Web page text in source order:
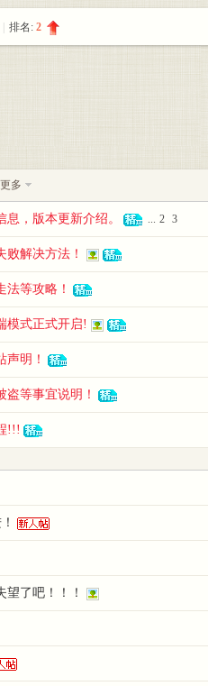
排名: 2
更多
，版本更新介绍。 ... 2 3
解决方法！
法等攻略！
模式正式开启!
声明！
等事宜说明！
!!!
望了吧！！！